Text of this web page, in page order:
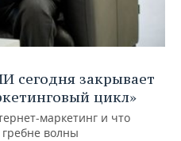
сегодня закрывает
цикл»
маркетинг и что
гребне волны